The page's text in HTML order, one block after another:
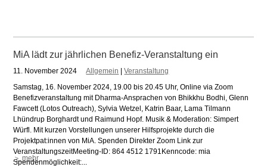
MiA lädt zur jährlichen Benefiz-Veranstaltung ein
11. November 2024 Allgemein |Veranstaltung
Samstag, 16. November 2024, 19.00 bis 20.45 Uhr, Online via Zoom
Benefizveranstaltung mit Dharma-Ansprachen von Bhikkhu Bodhi, Glenn
Fawcett (Lotos Outreach), Sylvia Wetzel, Katrin Baar, Lama Tilmann
Lhündrup Borghardt und Raimund Hopf. Musik & Moderation: Simpert
Würfl. Mit kurzen Vorstellungen unserer Hilfsprojekte durch die
Projektpat:innen von MiA. Spenden Direkter Zoom Link zur
VeranstaltungszeitMeeting-ID: 864 4512 1791Kenncode: mia
Spendenmöglichkeit:...
＞ mehr